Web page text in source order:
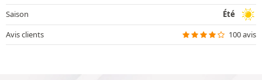
Saison
Été
Avis clients
100 avis